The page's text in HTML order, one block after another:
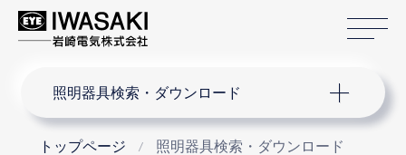
照明器具検索・ダウンロード
トップページ 照明器具検索・ダウンロード